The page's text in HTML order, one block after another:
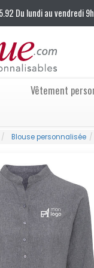
Du lundi au vendredi
Vêtement
Blouse personnalisée